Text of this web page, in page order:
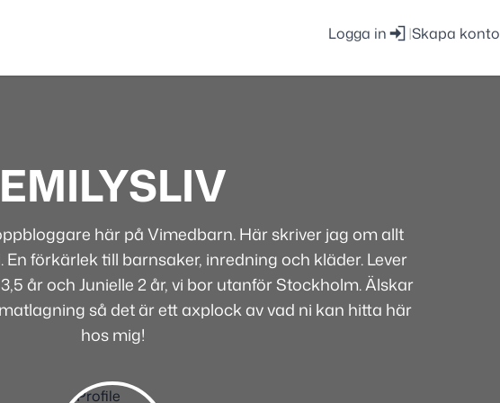
Logga in |Skapa konto
EMILYSLIV
här på Vimedbarn. Här skriver jag om allt
förkärlek till barnsaker, inredning och kläder. Lever
år och Junielle 2 år, vi bor utanför Stockholm. Älskar
så det är ett axplock av vad ni kan hitta här
hos mig!